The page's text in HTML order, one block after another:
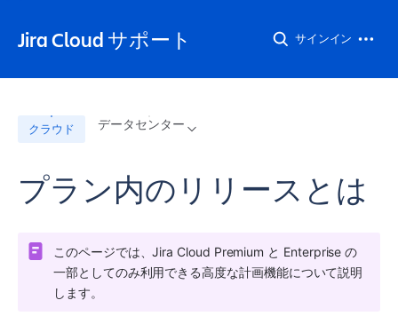
Jira Cloud サポート サインイン
クラウド データセンター
プラン内のリリースとは
このページでは、Jira Cloud Premium と Enterprise の
一部としてのみ利用できる高度な計画機能について説明
します。